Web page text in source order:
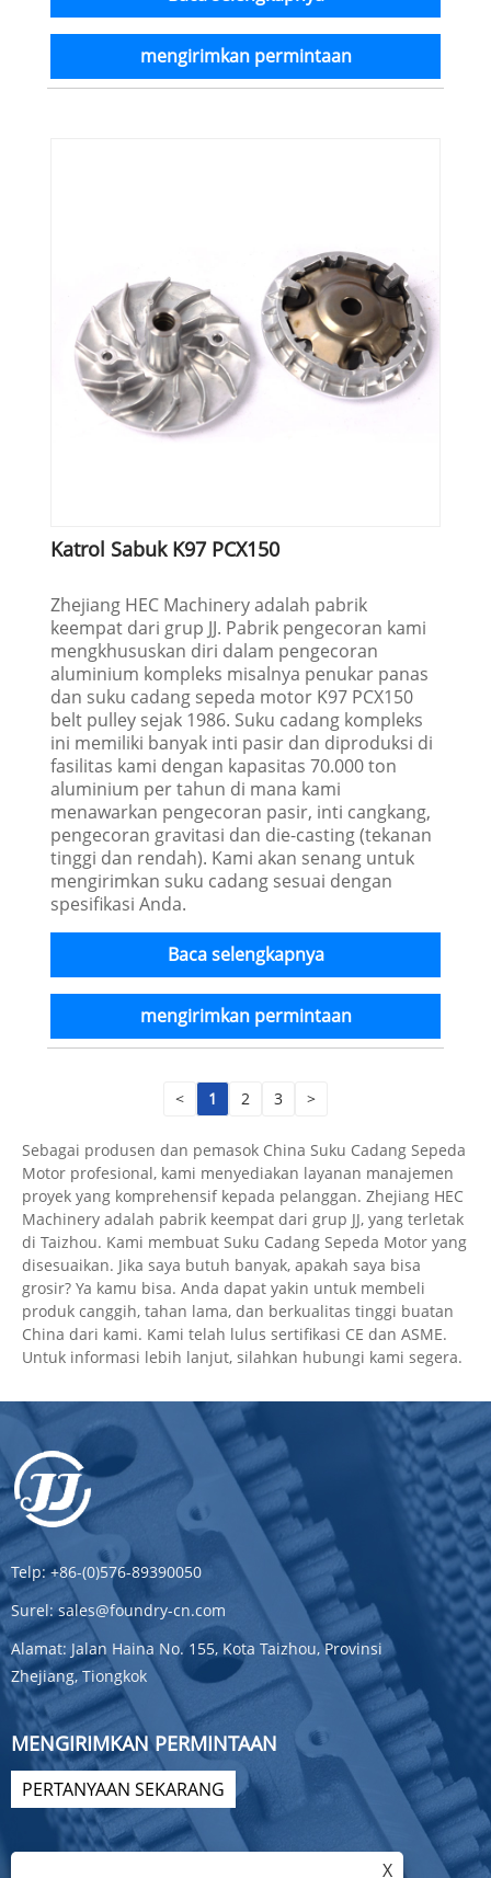
mengirimkan permintaan
Katrol Sabuk K97 PCX150
Zhejiang HEC Machinery adalah pabrik
keempat dari grup JJ. Pabrik pengecoran kami
mengkhususkan diri dalam pengecoran
aluminium kompleks misalnya penukar panas
dan suku cadang sepeda motor K97 PCX150
belt pulley sejak 1986. Suku cadang kompleks
ini memiliki banyak inti pasir dan diproduksi di
fasilitas kami dengan kapasitas 70.000 ton
aluminium per tahun di mana kami
menawarkan pengecoran pasir, inti cangkang,
pengecoran gravitasi dan die-casting (tekanan
tinggi dan rendah). Kami akan senang untuk
mengirimkan suku cadang sesuai dengan
spesifikasi Anda.
Baca selengkapnya
mengirimkan permintaan
< 1 2 3 >
Sebagai produsen dan pemasok China Suku Cadang Sepeda
Motor profesional, kami menyediakan layanan manajemen
proyek yang komprehensif kepada pelanggan. Zhejiang HEC
Machinery adalah pabrik keempat dari grup JJ, yang terletak
di Taizhou. Kami membuat Suku Cadang Sepeda Motor yang
disesuaikan. Jika saya butuh banyak, apakah saya bisa
grosir? Ya kamu bisa. Anda dapat yakin untuk membeli
produk canggih, tahan lama, dan berkualitas tinggi buatan
China dari kami. Kami telah lulus sertifikasi CE dan ASME.
Untuk informasi lebih lanjut, silahkan hubungi kami segera.
Telp: +86-(0)576-89390050
Surel: sales@foundry-cn.com
Alamat: Jalan Haina No. 155, Kota Taizhou, Provinsi
Zhejiang, Tiongkok
MENGIRIMKAN PERMINTAAN
PERTANYAAN SEKARANG
X